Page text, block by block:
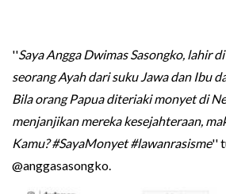
''Saya Angga Dwimas Sasongko, lahir
seorang Ayah dari suku Jawa dan Ibu
Bila orang Papua diteriaki monyet di
menjanjikan mereka kesejahteraan,
Kamu? #SayaMonyet #lawanrasisme''
@anggasasongko.